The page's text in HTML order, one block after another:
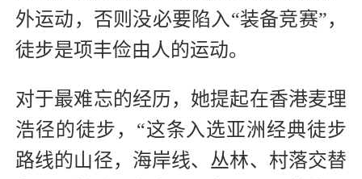
外运动，否则没必要陷入“装备竞赛”，
徒步是项丰俭由人的运动。
对于最难忘的经历，她提起在香港麦理
浩径的徒步，“这条入选亚洲经典徒步
路线的山径，海岸线、丛林、村落交替